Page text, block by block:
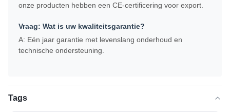
onze producten hebben een CE-certificering voor export.
Vraag: Wat is uw kwaliteitsgarantie?
A: Eén jaar garantie met levenslang onderhoud en
technische ondersteuning.
Tags